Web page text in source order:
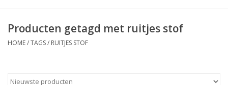
Fournituren
Workshops
Producten getagd met ruitjes stof
HOME/TAGS/ RUITJES STOF